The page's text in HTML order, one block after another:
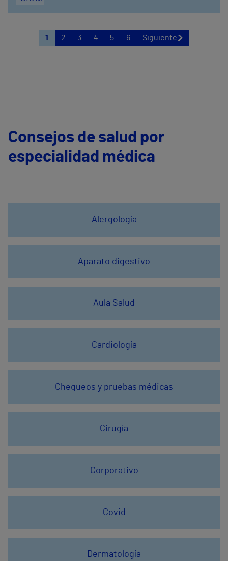
1 2 3 4 5 6 Siguiente
Consejos de salud por
especialidad médica
Alergología
Aparato digestivo
Aula Salud
Cardiología
Chequeos y pruebas médicas
Cirugía
Corporativo
Covid
Dermatología